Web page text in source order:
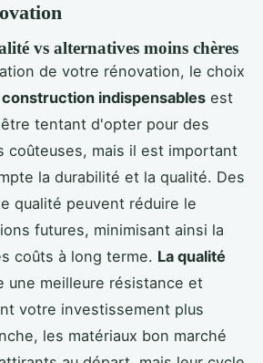
vs alternatives moins chères
de votre rénovation, le choix
indispensables est
tentant d'opter pour des
coûteuses, mais il est important
la durabilité et la qualité. Des
qualité peuvent réduire le
futures, minimisant ainsi la
coûts à long terme. La qualité
une meilleure résistance et
votre investissement plus
les matériaux bon marché